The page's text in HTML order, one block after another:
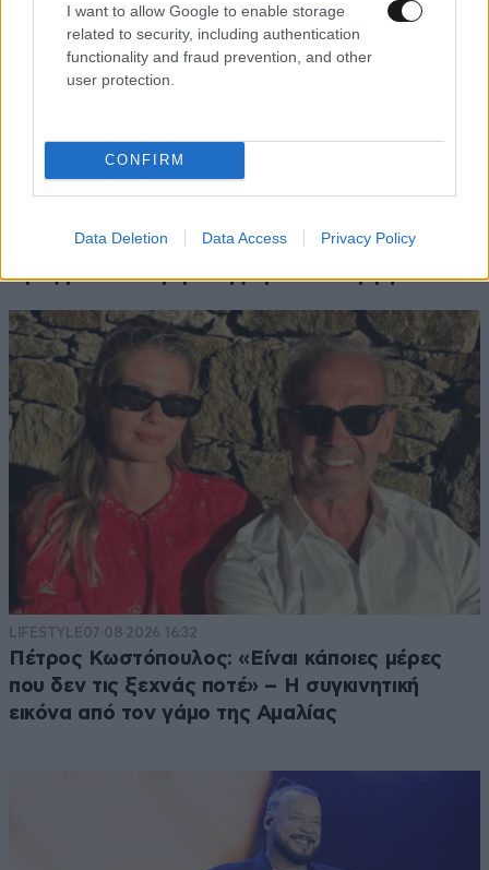
I want to allow Google to enable storage
related to security, including authentication
functionality and fraud prevention, and other
user protection.
CONFIRM
Data Deletion Data Access Privacy Policy
ΚΟΣΜΟΣ2 ω. πριν
μεθυσμένης οδηγού που σκότωσε νύφη λίγες
ώρες μετά τον γάμο της προκαλεί οργή
LIFESTYLE07·08·2026 16:32
Πέτρος Κωστόπουλος: «Είναι κάποιες μέρες
που δεν τις ξεχνάς ποτέ» – Η συγκινητική
εικόνα από τον γάμο της Αμαλίας